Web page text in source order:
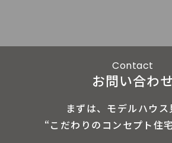
Contact
お問い合わせ
まずは、モデルハウス
“こだわりのコンセプト住